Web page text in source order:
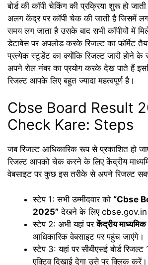
बोर्ड की कॉपी चेकिंग की प्रक्रिया शुरू हो
अलग केंद्र पर कॉपी चेक की जाती है जिसमें
समय लग जाता है उसके बाद सभी कॉपीयों में
डेटाबेस पर अपलोड करके रिजल्ट का फॉर्मेट
प्रत्येक स्टूडेंट का क्योंकि रिजल्ट जारी होने के
अपने रोल नंबर का प्रयोग करके देख पाते हैं
रिजल्ट आपके लिए बहुत ज्यादा महत्वपूर्ण है।
Cbse Board Result
Check Kare: Steps
जब रिजल्ट आधिकारिक रूप से प्रकाशित हो
रिजल्ट आपको चेक करने के लिए केंद्रीय
वेबसाइट पर कुछ इस तरीके से अपने रिजल्ट
स्टेप 1: सभी उम्मीदवार को “Cbse
2025” देखने के लिए cbse.gov.in
स्टेप 2: अभी यहां परकेंद्रीय माध्यमिक
आधिकारिक वेबसाइट पर पहुंच जाएंगे।
स्टेप 3: यहां पर सीबीएसई बोर्ड
एक्टिव दिखाई देगा उसे पर क्लिक करें।